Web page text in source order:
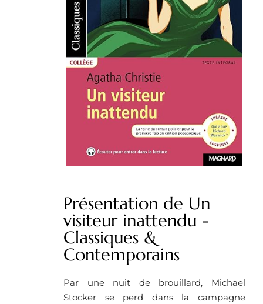
Présentation de Un
visiteur inattendu -
Classiques &
Contemporains
Par une nuit de brouillard, Michael
Stocker se perd dans la campagne